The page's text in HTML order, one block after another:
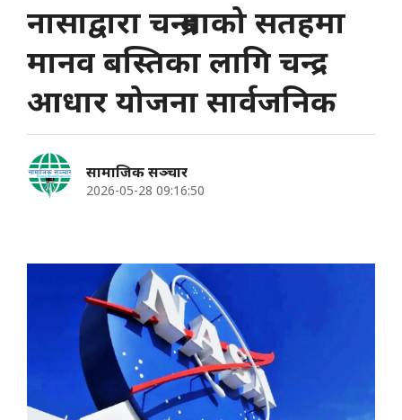
नासाद्वारा चन्द्रमाको सतहमा
मानव बस्तिका लागि चन्द्र
आधार योजना सार्वजनिक
सामाजिक सञ्चार
2026-05-28 09:16:50